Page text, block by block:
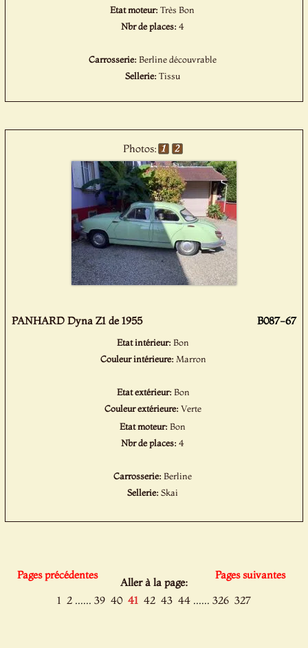
Etat moteur:Très Bon
Nbr de places: 4
Carrosserie: Berline découvrable
Sellerie: Tissu
Photos:
PANHARD Dyna Z1 de 1955 B087-67
Etat intérieur:Bon
Couleur intérieure: Marron
Etat extérieur: Bon
Couleur extérieure:Verte
Etat moteur: Bon
Nbr de places: 4
Carrosserie: Berline
Sellerie: Skai
Pages précédentes Pages suivantes
Aller à la page:
1 2 ...... 39 40 41 42 43 44 ...... 326 327